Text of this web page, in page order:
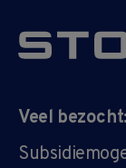
Veel bezocht: